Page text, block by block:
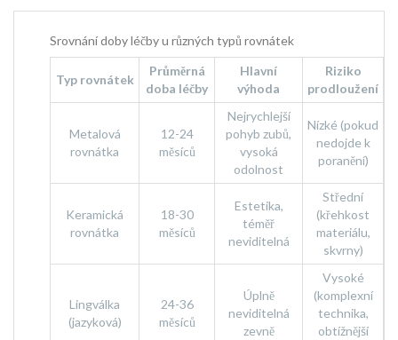
Srovnání doby léčby u různých typů rovnátek
Typ rovnátek
Průměrná
doba léčby
Hlavní
výhoda
Riziko
prodloužení
Metalová
rovnátka
12-24
měsíců
Nejrychlejší
pohyb zubů,
vysoká
odolnost
Nízké (pokud
nedojde k
poranění)
Keramická
rovnátka
18-30
měsíců
Estetika,
téměř
neviditelná
Střední
(křehkost
materiálu,
skvrny)
Lingválka
(jazyková)
24-36
měsíců
Úplně
neviditelná
zevně
Vysoké
(komplexní
technika,
obtížnější